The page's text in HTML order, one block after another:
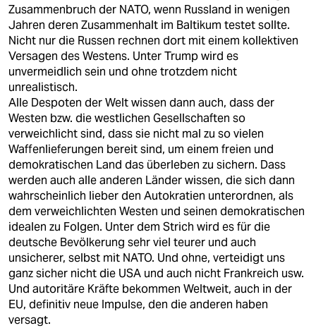
Zusammenbruch der NATO, wenn Russland in wenigen
Jahren deren Zusammenhalt im Baltikum testet sollte.
Nicht nur die Russen rechnen dort mit einem kollektiven
Versagen des Westens. Unter Trump wird es
unvermeidlich sein und ohne trotzdem nicht
unrealistisch.
Alle Despoten der Welt wissen dann auch, dass der
Westen bzw. die westlichen Gesellschaften so
verweichlicht sind, dass sie nicht mal zu so vielen
Waffenlieferungen bereit sind, um einem freien und
demokratischen Land das überleben zu sichern. Dass
werden auch alle anderen Länder wissen, die sich dann
wahrscheinlich lieber den Autokratien unterordnen, als
dem verweichlichten Westen und seinen demokratischen
idealen zu Folgen. Unter dem Strich wird es für die
deutsche Bevölkerung sehr viel teurer und auch
unsicherer, selbst mit NATO. Und ohne, verteidigt uns
ganz sicher nicht die USA und auch nicht Frankreich usw.
Und autoritäre Kräfte bekommen Weltweit, auch in der
EU, definitiv neue Impulse, den die anderen haben
versagt.